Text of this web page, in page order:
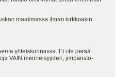
maailmassa ilman kirkkoakin.
yhteiskunnassa. Ei ole perää
VAIN menneisyyden, ympäristö-